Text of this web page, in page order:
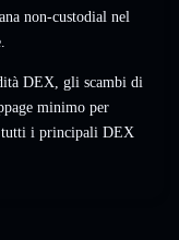
non-custodial nel
DEX, gli scambi di
minimo per
tutti i principali DEX